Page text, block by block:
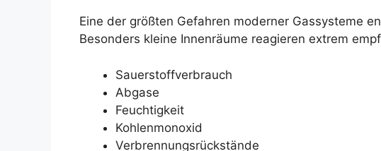
Eine der größten Gefahren moderner Gassysteme
Besonders kleine Innenräume reagieren extrem
Sauerstoffverbrauch
Abgase
Feuchtigkeit
Kohlenmonoxid
Verbrennungsrückstände